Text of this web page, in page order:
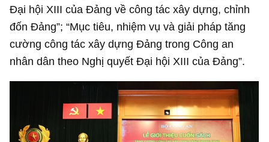
Đại hội XIII của Đảng về công tác xây dựng, chỉnh
đốn Đảng”; “Mục tiêu, nhiệm vụ và giải pháp tăng
cường công tác xây dựng Đảng trong Công an
nhân dân theo Nghị quyết Đại hội XIII của Đảng”.